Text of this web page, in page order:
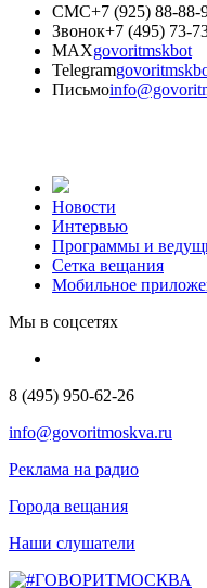
СМС+7 (925) 88-88-
Звонок+7 (495) 73-
MAXgovoritmskbot
Telegram
Письмо
Новости
Интервью
Программы и
Сетка вещания
Мобильное
Мы в соцсетях
8 (495) 950-62-26
info@govoritmoskva.ru
Реклама на радио
Города вещания
Наши слушатели